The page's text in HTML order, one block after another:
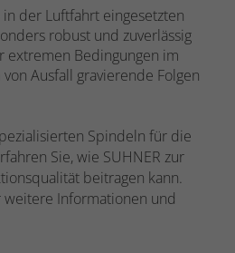
in der Luftfahrt eingesetzten
robust und zuverlässig
extremen Bedingungen im
Ausfall gravierende Folgen
Spindeln für die
Sie, wie SUHNER zur
beitragen kann.
weitere Informationen und